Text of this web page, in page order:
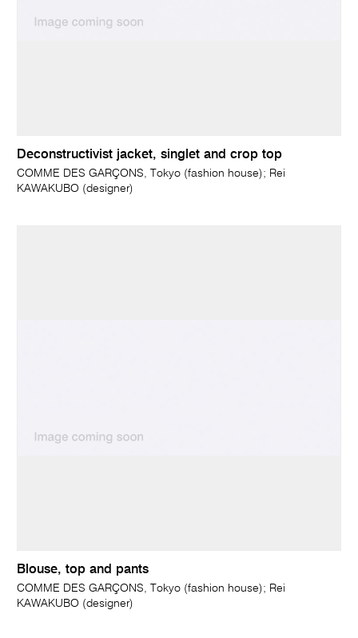
Deconstructivist jacket, singlet and crop top
COMME DES GARÇONS, Tokyo (fashion house); Rei
KAWAKUBO (designer)
Blouse, top and pants
COMME DES GARÇONS, Tokyo (fashion house); Rei
KAWAKUBO (designer)